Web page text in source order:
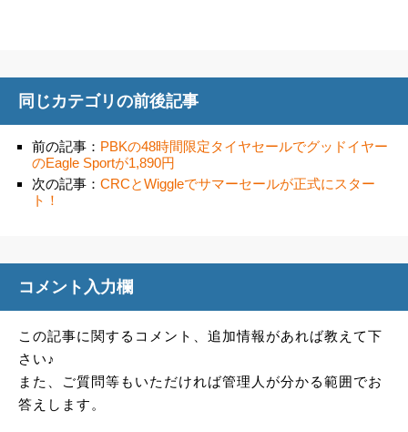
同じカテゴリの前後記事
前の記事： PBKの48時間限定タイヤセールでグッドイヤー
のEagle Sportが1,890円
次の記事： CRCとWiggleでサマーセールが正式にスター
ト！
コメント入力欄
この記事に関するコメント、追加情報があれば教えて下
さい♪
また、ご質問等もいただければ管理人が分かる範囲でお
答えします。